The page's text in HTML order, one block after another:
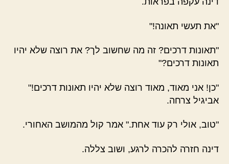
"את תעשי תאונה!"
"תאונות דרכים? זה מה שחשוב לך? את רוצה שלא יהיו
תאונות דרכים?"
"כן! אני מאוד, מאוד רוצה שלא יהיו תאונות דרכים!"
אביגיל צרחה.
"טוב, אולי רק עוד אחת." אמר קול מהמושב האחורי.
דינה חזרה להכרה לרגע, ושוב צללה.